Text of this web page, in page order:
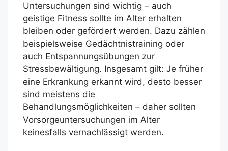
Untersuchungen sind wichtig – auch
geistige Fitness sollte im Alter erhalten
bleiben oder gefördert werden. Dazu zählen
beispielsweise Gedächtnistraining oder
auch Entspannungsübungen zur
Stressbewältigung. Insgesamt gilt: Je früher
eine Erkrankung erkannt wird, desto besser
sind meistens die
Behandlungsmöglichkeiten – daher sollten
Vorsorgeuntersuchungen im Alter
keinesfalls vernachlässigt werden.